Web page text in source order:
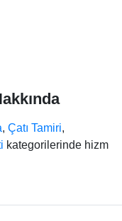
, Çatı Tamiri,
kategorilerinde hizm